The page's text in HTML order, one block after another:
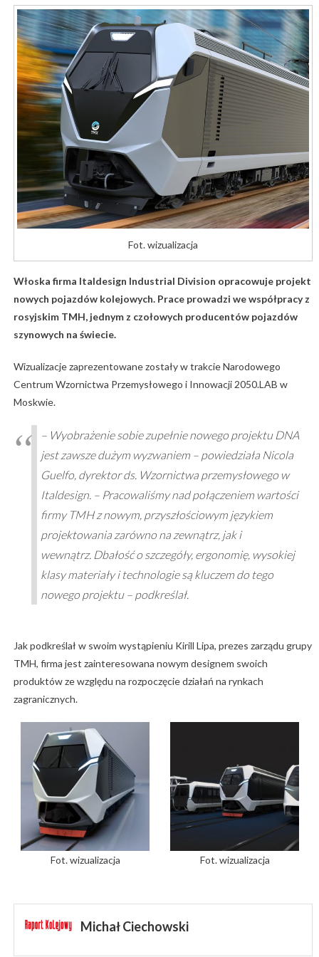
Fot. wizualizacja
Włoska firma Italdesign Industrial Division opracowuje projekt
nowych pojazdów kolejowych. Prace prowadzi we współpracy z
rosyjskim TMH, jednym z czołowych producentów pojazdów
szynowych na świecie.
Wizualizacje zaprezentowane zostały w trakcie Narodowego
Centrum Wzornictwa Przemysłowego i Innowacji 2050.LAB w
Moskwie.
– Wyobrażenie sobie zupełnie nowego projektu DNA
jest zawsze dużym wyzwaniem – powiedziała Nicola
Guelfo, dyrektor ds. Wzornictwa przemysłowego w
Italdesign. – Pracowaliśmy nad połączeniem wartości
firmy TMH z nowym, przyszłościowym językiem
projektowania zarówno na zewnątrz, jak i
wewnątrz. Dbałość o szczegóły, ergonomię, wysokiej
klasy materiały i technologie są kluczem do tego
nowego projektu – podkreślał.
Jak podkreślał w swoim wystąpieniu Kirill Lipa, prezes zarządu grupy
TMH, firma jest zainteresowana nowym designem swoich
produktów ze względu na rozpoczęcie działań na rynkach
zagranicznych.
Fot. wizualizacja Fot. wizualizacja
Michał Ciechowski